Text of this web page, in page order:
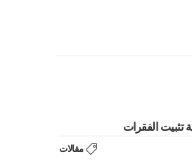
مقالات